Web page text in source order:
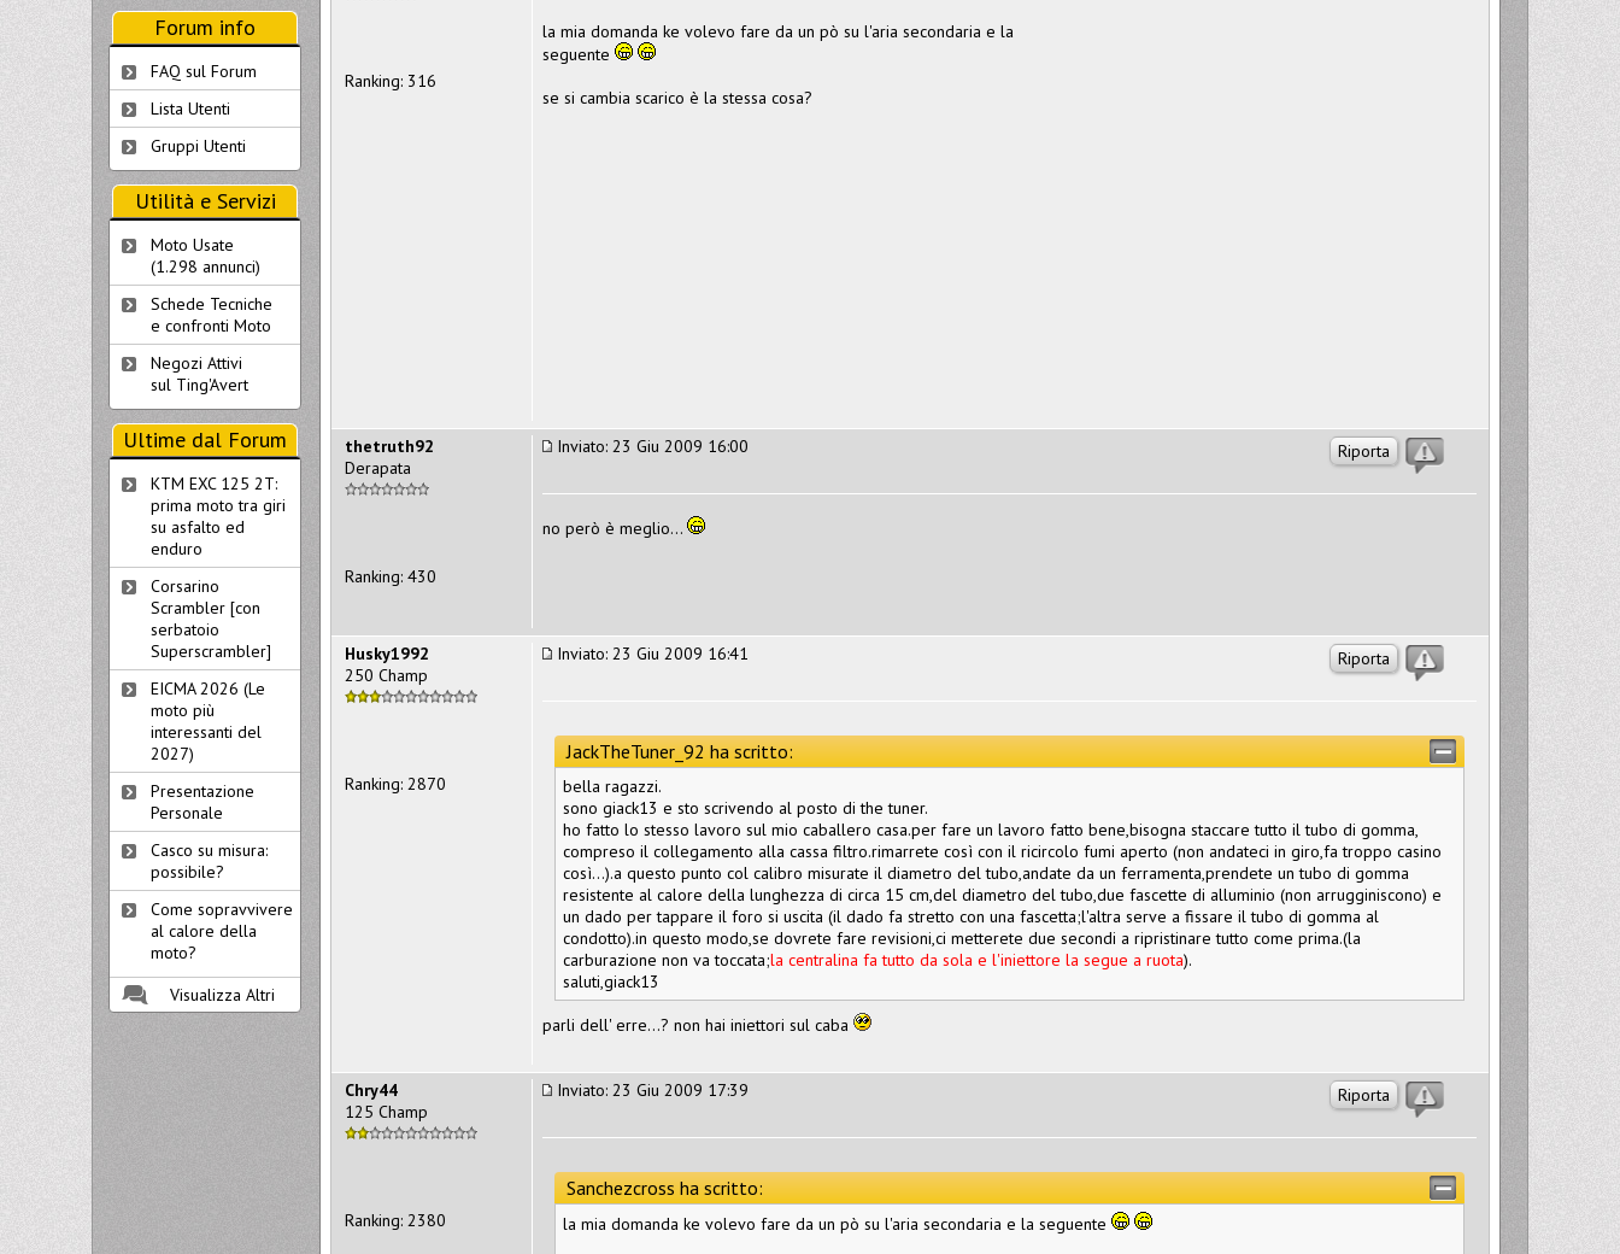
la mia domanda ke volevo fare da un pò su l'aria secondaria e la
seguente
se si cambia scarico è la stessa cosa?
Ranking: 316
Riporta
Inviato: 23 Giu 2009 16:00
no però è meglio...
thetruth92
Derapata
Ranking: 430
Riporta
Inviato: 23 Giu 2009 16:41
JackTheTuner_92 ha scritto:
bella ragazzi.
sono giack13 e sto scrivendo al posto di the tuner.
ho fatto lo stesso lavoro sul mio caballero casa.per fare un lavoro fatto bene,bisogna staccare tutto il tubo di gomma,
compreso il collegamento alla cassa filtro.rimarrete così con il ricircolo fumi aperto (non andateci in giro,fa troppo casino
così...).a questo punto col calibro misurate il diametro del tubo,andate da un ferramenta,prendete un tubo di gomma
resistente al calore della lunghezza di circa 15 cm,del diametro del tubo,due fascette di alluminio (non arrugginiscono) e
un dado per tappare il foro si uscita (il dado fa stretto con una fascetta;l'altra serve a fissare il tubo di gomma al
condotto).in questo modo,se dovrete fare revisioni,ci metterete due secondi a ripristinare tutto come prima.(la
carburazione non va toccata;la centralina fa tutto da sola e l'iniettore la segue a ruota).
saluti,giack13
parli dell' erre...? non hai iniettori sul caba
Husky1992
250 Champ
Ranking: 2870
Riporta
Inviato: 23 Giu 2009 17:39
Sanchezcross ha scritto:
la mia domanda ke volevo fare da un pò su l'aria secondaria e la seguente
Chry44
125 Champ
Ranking: 2380
Forum info
FAQ sul Forum
Lista Utenti
Gruppi Utenti
Utilità e Servizi
Moto Usate
(1.298 annunci)
Schede Tecniche
e confronti Moto
Negozi Attivi
sul Ting'Avert
Ultime dal Forum
KTM EXC 125 2T:
prima moto tra giri
su asfalto ed
enduro
Corsarino
Scrambler [con
serbatoio
Superscrambler]
EICMA 2026 (Le
moto più
interessanti del
2027)
Presentazione
Personale
Casco su misura:
possibile?
Come sopravvivere
al calore della
moto?
Visualizza Altri